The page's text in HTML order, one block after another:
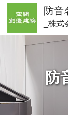
防音
_株
防